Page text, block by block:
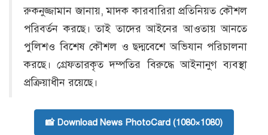
রুকনুজ্জামান জানায়, মাদক কারবারিরা প্রতিনিয়ত কৌশল
পরিবর্তন করছে। তাই তাদের আইনের আওতায় আনতে
পুলিশও বিশেষ কৌশল ও ছদ্মবেশে অভিযান পরিচালনা
করছে। গ্রেফতারকৃত দম্পতির বিরুদ্ধে আইনানুগ ব্যবস্থা
প্রক্রিয়াধীন রয়েছে।
📸 Download News PhotoCard (1080×1080)